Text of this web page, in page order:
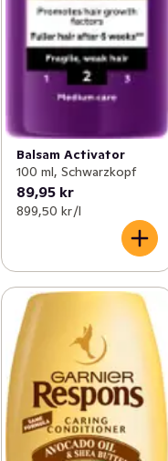
Balsam Activator
100 ml, Schwarzkopf
89,95 kr
899,50 kr /l